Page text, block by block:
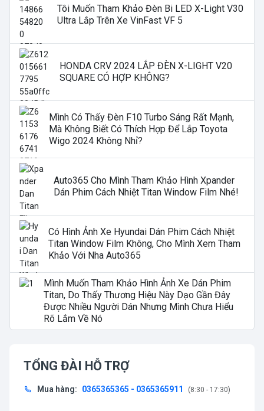
Tôi Muốn Tham Khảo Đèn Bi LED X-Light V30
Ultra Lắp Trên Xe VinFast VF 5
HONDA CRV 2024 LẮP ĐÈN X-LIGHT V20
SQUARE CÓ HỢP KHÔNG?
Mình Có Thấy Đèn F10 Turbo Sáng Rất Mạnh,
Mà Không Biết Có Thích Hợp Để Lắp Toyota
Wigo 2024 Không Nhỉ?
Auto365 Cho Mình Tham Khảo Hình Xpander
Dán Phim Cách Nhiệt Titan Window Film Nhé!
Có Hình Ảnh Xe Hyundai Dán Phim Cách Nhiệt
Titan Window Film Không, Cho Mình Xem Tham
Khảo Với Nha Auto365
Mình Muốn Tham Khảo Hình Ảnh Xe Dán Phim
Titan, Do Thấy Thương Hiệu Này Dạo Gần Đây
Được Nhiều Người Dán Nhưng Mình Chưa Hiểu
Rõ Lắm Về Nó
TỔNG ĐÀI HỖ TRỢ
Mua hàng: 0365365365 - 0365365911 (8:30 - 17:30)